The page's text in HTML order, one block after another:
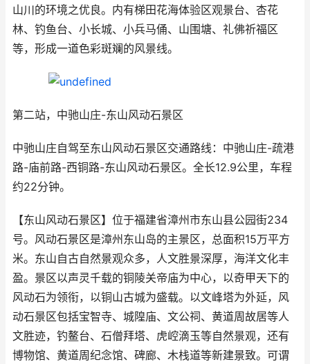
山川的环境之优良。内有梯田花海体验区观景台、杏花
林、钓鱼台、小长城、小兵马俑、山围塘、礼佛祈福区
等，形成一道色彩斑斓的风景线。
第二站，中驰山庄-东山风动石景区
中驰山庄自驾至东山风动石景区交通路线：中驰山庄-疏港
路-庙前路-西铜路-东山风动石景区。全长12.9公里，车程
约22分钟。
【东山风动石景区】位于福建省漳州市东山县公园街234
号。风动石景区是漳州东山岛的主景区，总面积15万平方
米。东山自古自然景观众多，人文胜景深厚，海洋文化丰
盈。景区以声灵千载的铜陵关帝庙为中心，以奇甲天下的
风动石为领衔，以铜山古城为盛载。以文峰塔为外延，风
动石景区包括宝智寺、城隍庙、文公祠、黄道周故居等人
文胜迹，钓鳌台、石僧拜塔、虎崆滴玉等自然景观，还有
博物馆、黄道周纪念馆、碑廊、木栈道等新建景致。可谓